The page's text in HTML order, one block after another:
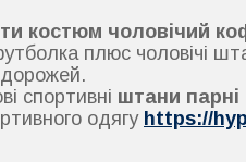
костюм чоловічий
плюс чоловічі
спортивні штани парні
одягу https://